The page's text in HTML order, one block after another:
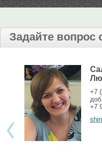
Задайте вопрос
+7
+7